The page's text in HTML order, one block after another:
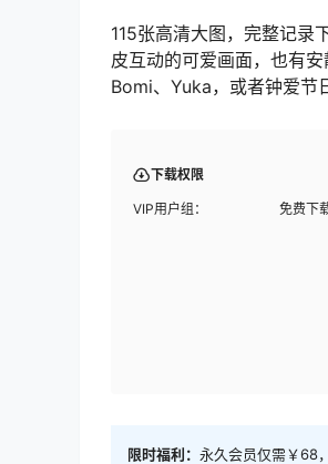
115张高清大图，完整记录
皮互动的可爱画面，也有
Bomi、Yuka，或者钟爱节
下载权限
VIP用户组： 免费下
限时福利： 永久会员仅需￥68